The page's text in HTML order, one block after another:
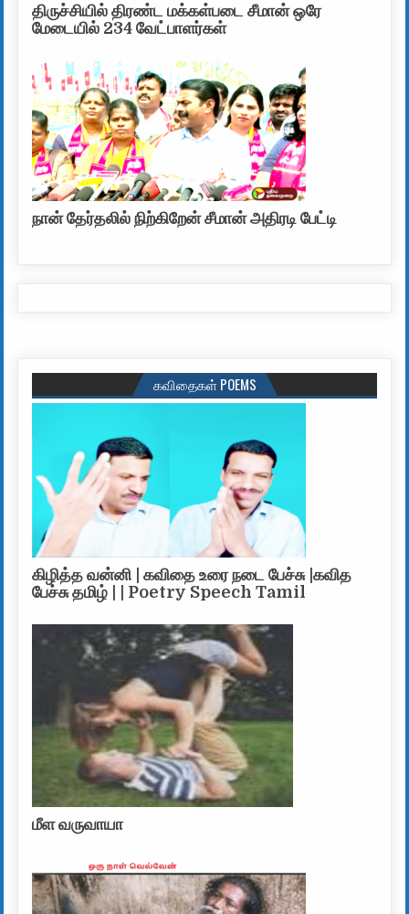
திருச்சியில் திரண்ட மக்கள்படை சீமான் ஒரே
மேடையில் 234 வேட்பாளர்கள்
நான் தேர்தலில் நிற்கிறேன் சீமான் அதிரடி பேட்டி
கவிதைகள் POEMS
கிழித்த வன்னி | கவிதை உரை நடை பேச்சு |கவித
பேச்சு தமிழ் | | Poetry Speech Tamil
மீள வருவாயா